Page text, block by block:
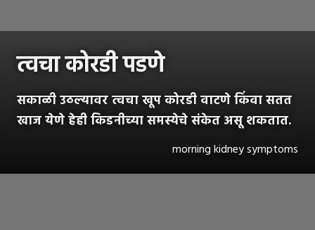
त्वचा कोरडी पडणे
सकाळी उठल्यावर त्वचा खूप कोरडी वाटणे किंवा सतत
खाज येणे हेही किडनीच्या समस्येचे संकेत असू शकतात.
morning kidney symptoms